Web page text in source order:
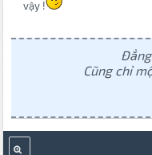
vậy !
Cũng chỉ